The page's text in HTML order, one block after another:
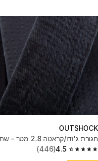
OUTSHOCK
חגורת ג'ודו/קראטה 2.8 מטר - שחור
4.5
4.5 out of 5 stars from 446 reviews
(446)